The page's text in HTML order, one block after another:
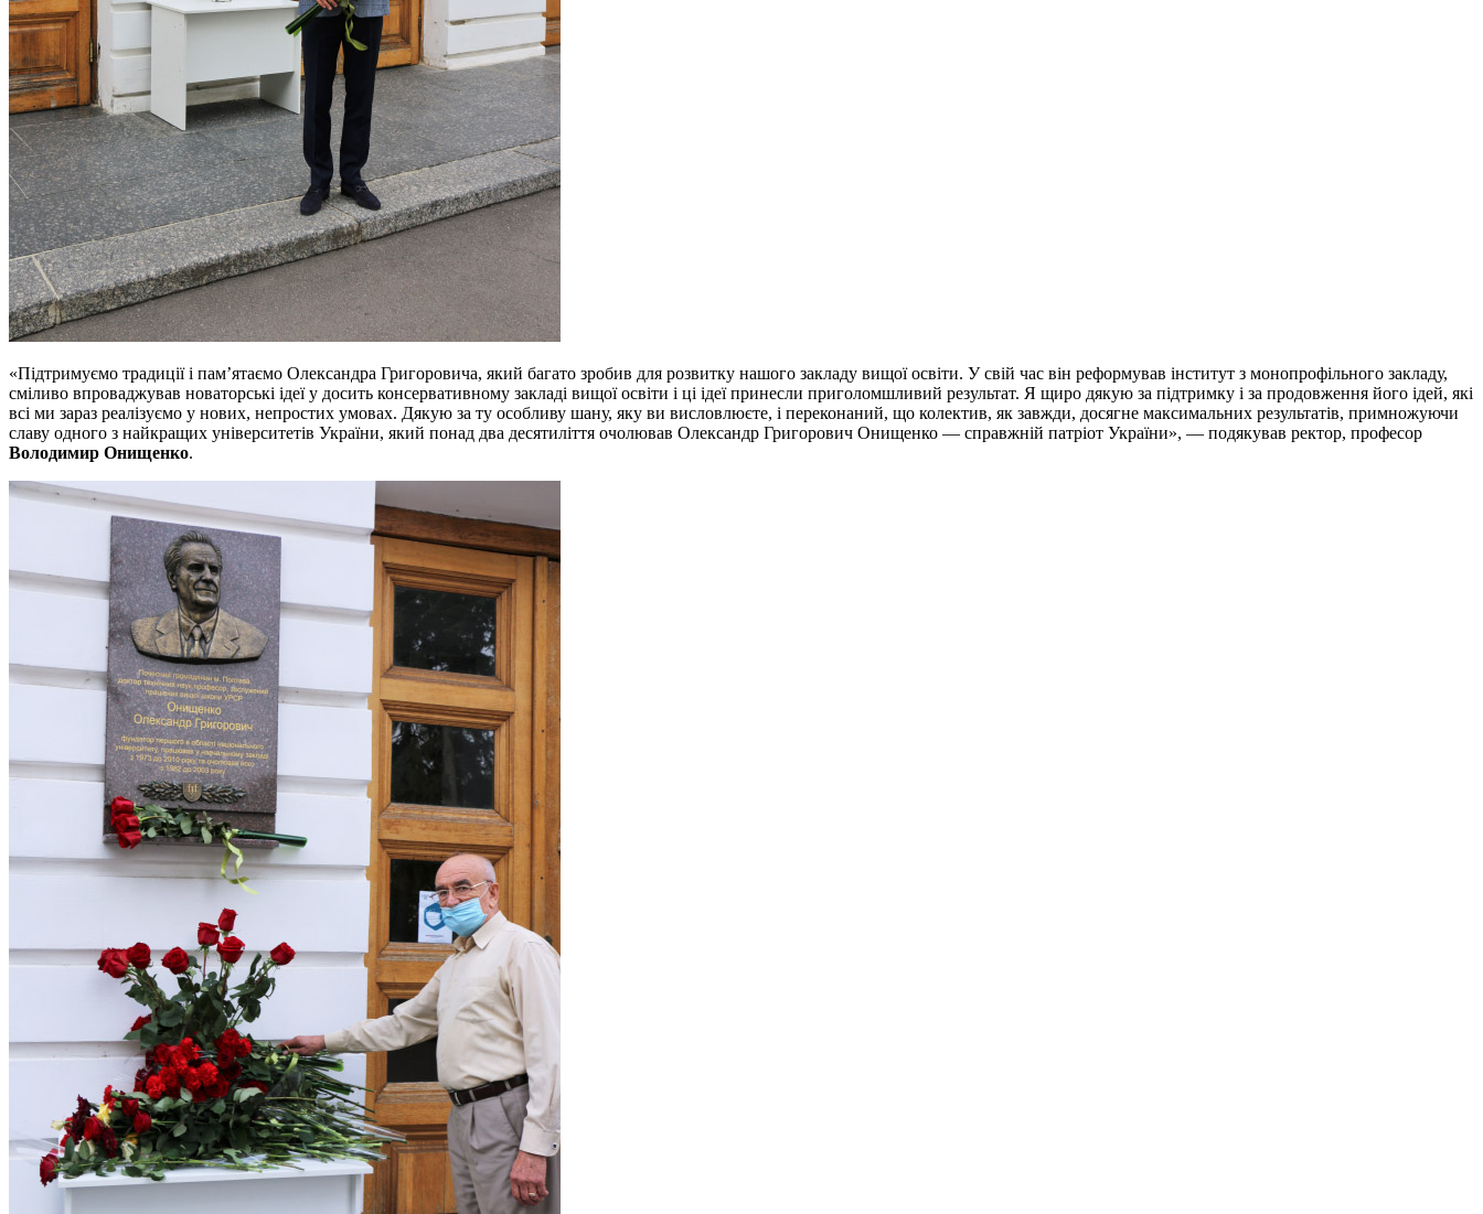
«Підтримуємо традиції і пам’ятаємо Олександра Григоровича, який багато зробив для розвитку нашого закладу вищої освіти. У свій час він реформував інститут з монопрофільного закладу,
сміливо впроваджував новаторські ідеї у досить консервативному закладі вищої освіти і ці ідеї принесли приголомшливий результат. Я щиро дякую за підтримку і за продовження його ідей, які
всі ми зараз реалізуємо у нових, непростих умовах. Дякую за ту особливу шану, яку ви висловлюєте, і переконаний, що колектив, як завжди, досягне максимальних результатів, примножуючи
славу одного з найкращих університетів України, який понад два десятиліття очолював Олександр Григорович Онищенко — справжній патріот України», — подякував ректор, професор
Володимир Онищенко.